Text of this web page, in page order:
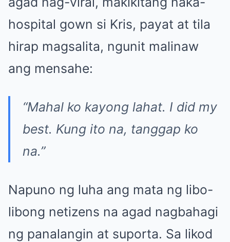
hospital gown si Kris, payat at tila
hirap magsalita, ngunit malinaw
ang mensahe:
“Mahal ko kayong lahat. I did my
best. Kung ito na, tanggap ko
na.”
Napuno ng luha ang mata ng libo-
libong netizens na agad nagbahagi
ng panalangin at suporta. Sa likod